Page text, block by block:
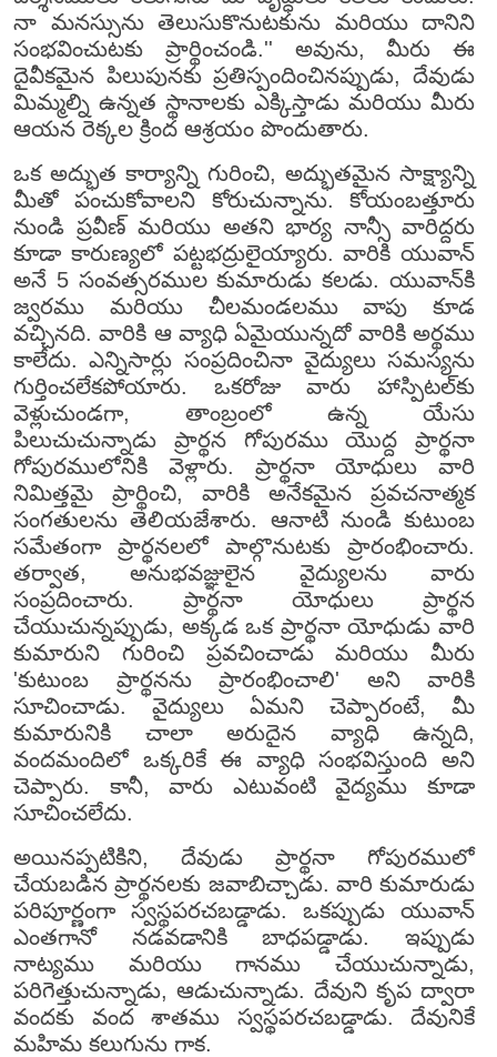
నా మనస్సును తెలుసుకొనుటకును మరియు దానిని
సంభవించుటకు ప్రార్థించండి.'' అవును, మీరు ఈ
దైవీకమైన పిలుపునకు ప్రతిస్పందించినప్పుడు, దేవుడు
మిమ్మల్ని ఉన్నత స్థానాలకు ఎక్కిస్తాడు మరియు మీరు
ఆయన రెక్కల క్రింద ఆశ్రయం పొందుతారు.
ఒక అద్భుత కార్యాన్ని గురించి, అద్భుతమైన సాక్ష్యాన్ని
మీతో పంచుకోవాలని కోరుచున్నాను. కోయంబత్తూరు
నుండి ప్రవీణ్ మరియు అతని భార్య నాన్సీ వారిద్దరు
కూడా కారుణ్యలో పట్టభద్రులైయ్యారు. వారికి యువాన్
అనే 5 సంవత్సరముల కుమారుడు కలడు. యువాన్‌కి
జ్వరము మరియు చీలమండలము వాపు కూడ
వచ్చినది. వారికి ఆ వ్యాధి ఏమైయున్నదో వారికి అర్థము
కాలేదు. ఎన్నిసార్లు సంప్రదించినా వైద్యులు సమస్యను
గుర్తించలేకపోయారు. ఒకరోజు వారు హాస్పిటల్‌కు
వెళ్లుచుండగా, తాంబ్రంలో ఉన్న యేసు
పిలుచుచున్నాడు ప్రార్థన గోపురము యొద్ద ప్రార్థనా
గోపురములోనికి వెళ్లారు. ప్రార్థనా యోధులు వారి
నిమిత్తమై ప్రార్థించి, వారికి అనేకమైన ప్రవచనాత్మక
సంగతులను తెలియజేశారు. ఆనాటి నుండి కుటుంబ
సమేతంగా ప్రార్థనలలో పాల్గొనుటకు ప్రారంభించారు.
తర్వాత, అనుభవజ్ఞులైన వైద్యులను వారు
సంప్రదించారు. ప్రార్థనా యోధులు ప్రార్థన
చేయుచున్నప్పుడు, అక్కడ ఒక ప్రార్థనా యోధుడు వారి
కుమారుని గురించి ప్రవచించాడు మరియు మీరు
'కుటుంబ ప్రార్థనను ప్రారంభించాలి' అని వారికి
సూచించాడు. వైద్యులు ఏమని చెప్పారంటే, మీ
కుమారునికి చాలా అరుదైన వ్యాధి ఉన్నది,
వందమందిలో ఒక్కరికే ఈ వ్యాధి సంభవిస్తుంది అని
చెప్పారు. కానీ, వారు ఎటువంటి వైద్యము కూడా
సూచించలేదు.
అయినప్పటికిని, దేవుడు ప్రార్థనా గోపురములో
చేయబడిన ప్రార్థనలకు జవాబిచ్చాడు. వారి కుమారుడు
పరిపూర్ణంగా స్వస్థపరచబడ్డాడు. ఒకప్పుడు యువాన్
ఎంతగానో నడవడానికి బాధపడ్డాడు. ఇప్పుడు
నాట్యము మరియు గానము చేయుచున్నాడు,
పరిగెత్తుచున్నాడు, ఆడుచున్నాడు. దేవుని కృప ద్వారా
వందకు వంద శాతము స్వస్థపరచబడ్డాడు. దేవునికే
మహిమ కలుగును గాక.